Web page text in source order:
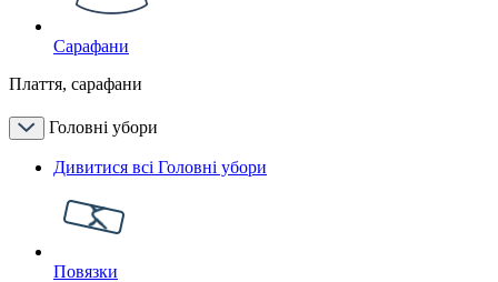
Сарафани
Плаття, сарафани
Головні убори
Дивитися всі Головні убори
Повязки